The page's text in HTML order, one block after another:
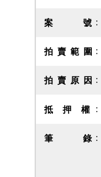
案 號
拍 賣 範 圍
拍 賣 原 因
抵 押 權
筆 錄